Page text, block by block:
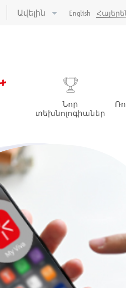
Ավելին English
Նոր
տեխնոլոգիաներ